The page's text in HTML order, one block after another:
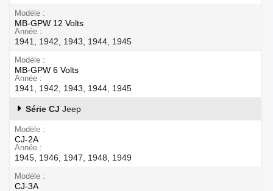
Modèle
MB-GPW 12 Volts
Année
1941, 1942, 1943, 1944, 1945
Modèle
MB-GPW 6 Volts
Année
1941, 1942, 1943, 1944, 1945
Série CJ Jeep
Modèle
CJ-2A
Année
1945, 1946, 1947, 1948, 1949
Modèle
CJ-3A